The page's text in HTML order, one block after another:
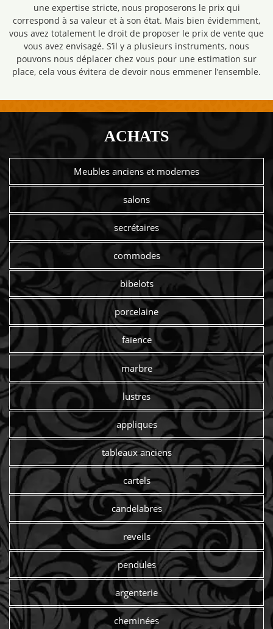
une expertise stricte, nous proposerons le prix qui
correspond à sa valeur et à son état. Mais bien évidemment,
vous avez totalement le droit de proposer le prix de vente que
vous avez envisagé. S’il y a plusieurs instruments, nous
pouvons nous déplacer chez vous pour une estimation sur
place, cela vous évitera de devoir nous emmener l’ensemble.
ACHATS
Meubles anciens et modernes
salons
secrétaires
commodes
bibelots
porcelaine
faïence
marbre
lustres
appliques
tableaux anciens
cartels
candelabres
reveils
pendules
argenterie
cheminées